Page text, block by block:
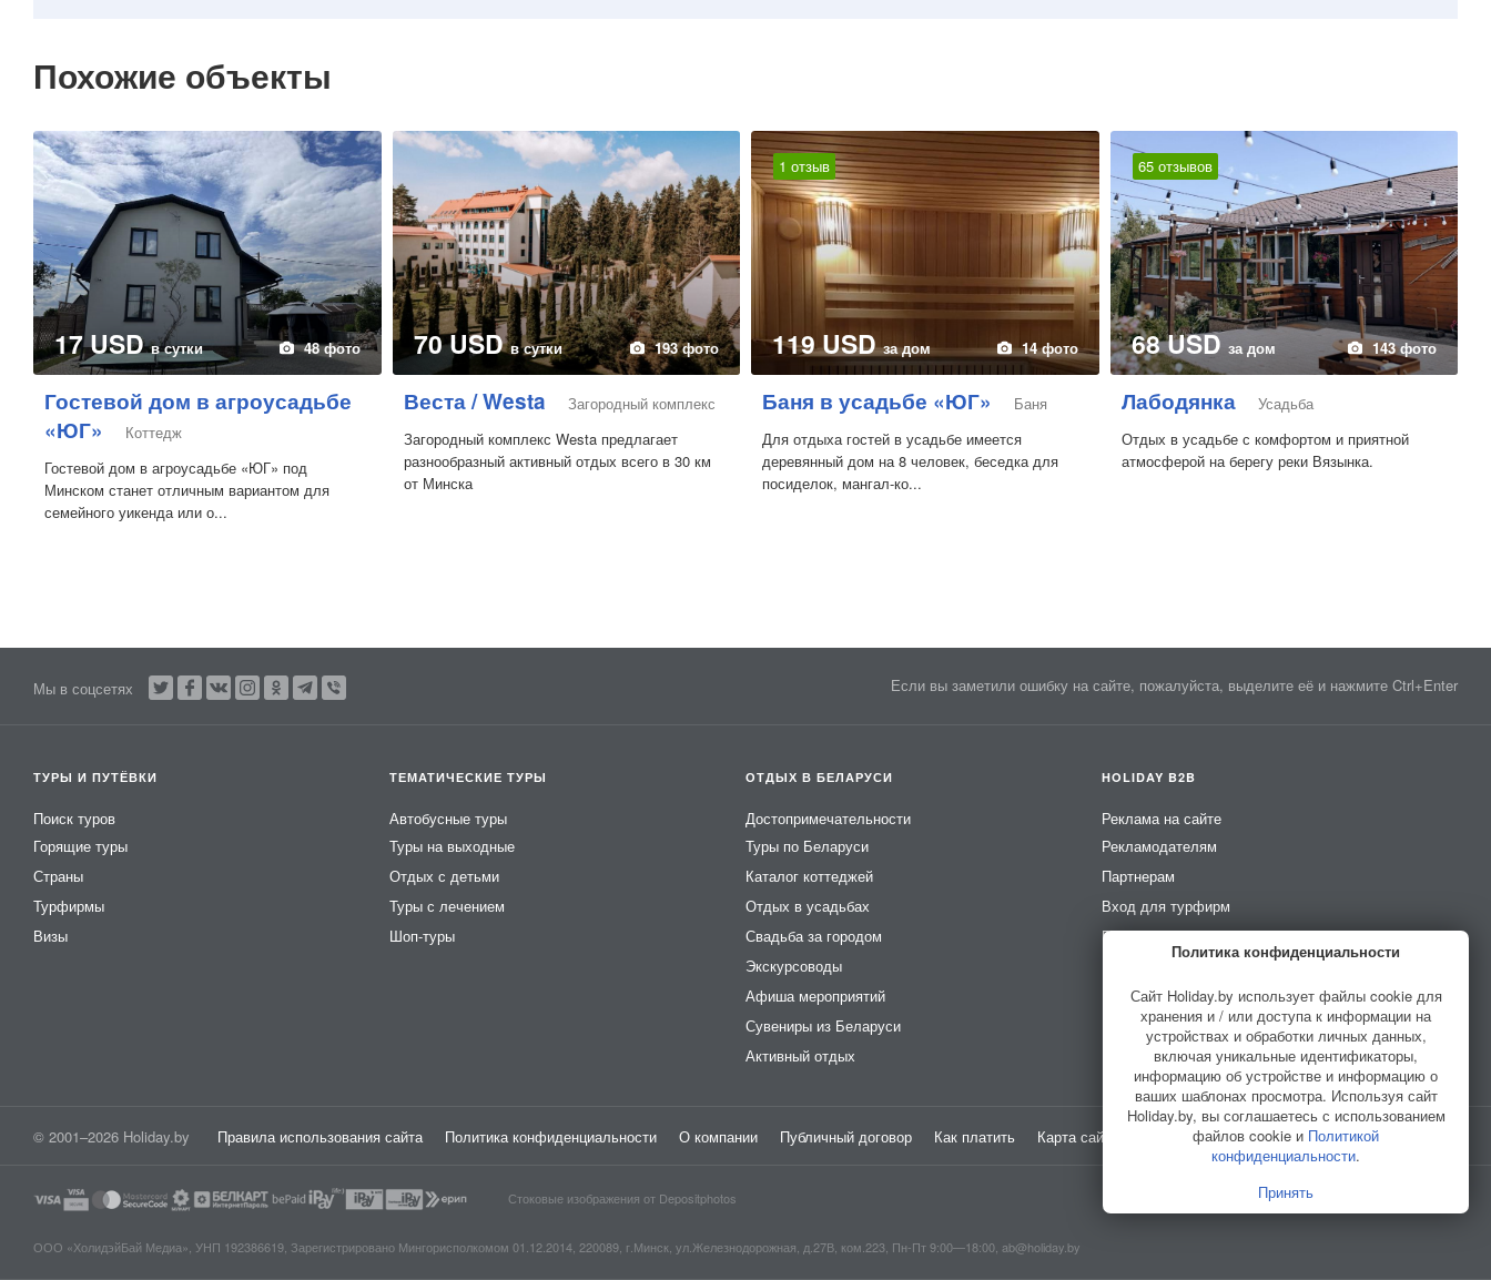
Похожие объекты
17 USDв сутки 48 фото
Гостевой дом в агроусадьбе
«ЮГ»
Коттедж
Гостевой дом в агроусадьбе «ЮГ» под
Минском станет отличным вариантом для
семейного уикенда или о...
70 USDв сутки 193 фото
Веста / Westa
Загородный комплекс
Загородный комплекс Westa предлагает
разнообразный активный отдых всего в 30 км
от Минска
1 отзыв
119 USDза дом 14 фото
Баня в усадьбе «ЮГ»
Баня
Для отдыха гостей в усадьбе имеется
деревянный дом на 8 человек, беседка для
посиделок, мангал-ко...
65 отзывов
68 USDза дом 143 фото
Лабодянка
Усадьба
Отдых в усадьбе с комфортом и приятной
атмосферой на берегу реки Вязынка.
Мы в соцсетях Если вы заметили ошибку на сайте, пожалуйста, выделите её и нажмите Ctrl+Enter
ТУРЫ И ПУТЁВКИ
Поиск туров
Горящие туры
Страны
Турфирмы
Визы
ТЕМАТИЧЕСКИЕ ТУРЫ
Автобусные туры
Туры на выходные
Отдых с детьми
Туры с лечением
Шоп-туры
ОТДЫХ В БЕЛАРУСИ
Достопримечательности
Туры по Беларуси
Каталог коттеджей
Отдых в усадьбах
Свадьба за городом
Экскурсоводы
Афиша мероприятий
Сувениры из Беларуси
Активный отдых
HOLIDAY B2B
Реклама на сайте
Рекламодателям
Партнерам
Вход для турфирм
Вход для усадеб
© 2001–2026 Holiday.by Правила использования сайта Политика конфиденциальности О компании Публичный договор Как платить Карта сайта Разработано вHELLO WORLD
Стоковые изображения от Depositphotos
ООО «ХолидэйБай Медиа», УНП 192386619, Зарегистрировано Мингорисполкомом 01.12.2014, 220089, г.Минск, ул.Железнодорожная, д.27В, ком.223, Пн-Пт 9:00—18:00, ab@holiday.by
Политика конфиденциальности
Сайт Holiday.by использует файлы cookie для
хранения и / или доступа к информации на
устройствах и обработки личных данных,
включая уникальные идентификаторы,
информацию об устройстве и информацию о
ваших шаблонах просмотра. Используя сайт
Holiday.by, вы соглашаетесь с использованием
файлов cookie и Политикой
конфиденциальности.
Принять